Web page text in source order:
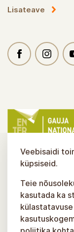
Lisateave
Veebisaidi
küpsiseid.
Teie
kasutada ka